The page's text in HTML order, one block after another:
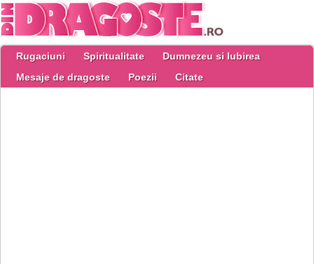
Rugaciuni Spiritualitate
Dumnezeu si Iubirea
Mesaje de dragoste
Poezii Citate